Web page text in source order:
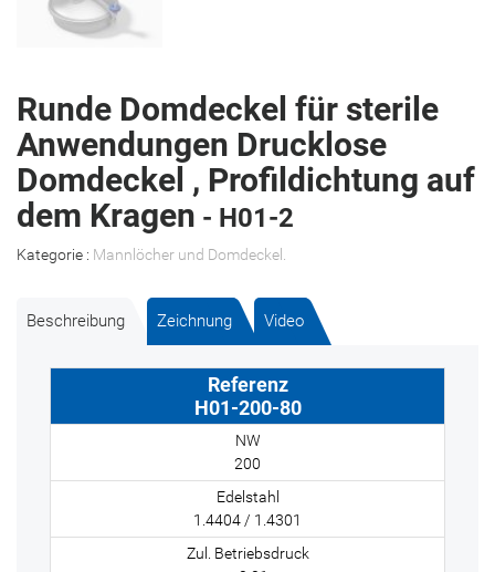
Runde Domdeckel für sterile
Anwendungen Drucklose
Domdeckel , Profildichtung auf
dem Kragen - H01-2
Kategorie : Mannlöcher und Domdeckel
Beschreibung Zeichnung Video
H01-200-80
200
1.4404 / 1.4301